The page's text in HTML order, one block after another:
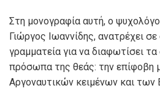
Στη μονογραφία αυτή, ο
Γιώργος Ιωαννίδης, ανατρέχει
γραμματεία για να διαφωτίσει
πρόσωπα της θεάς: την επίφοβη
Αργοναυτικών κειμένων και